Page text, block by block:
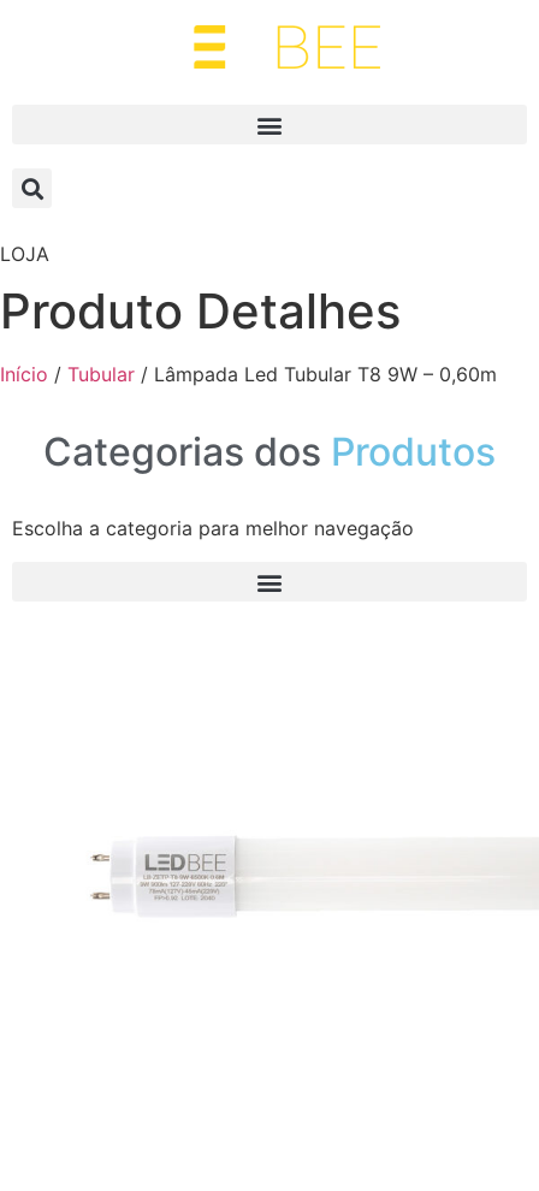
LOJA
Produto Detalhes
Início / Tubular / Lâmpada Led Tubular T8 9W – 0,60m
Categorias dos Produtos
Escolha a categoria para melhor navegação